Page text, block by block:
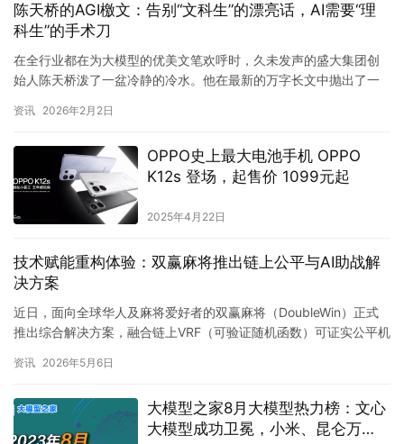
陈天桥的AGI檄文：告别“文科生”的漂亮话，AI需要“理
科生”的手术刀
在全行业都在为大模型的优美文笔欢呼时，久未发声的盛大集团创
始人陈天桥泼了一盆冷静的冷水。他在最新的万字长文中抛出了一
资讯 2026年2月2日
OPPO史上最大电池手机 OPPO
K12s 登场，起售价 1099元起
2025年4月22日
技术赋能重构体验：双赢麻将推出链上公平与AI助战解
决方案
近日，面向全球华人及麻将爱好者的双赢麻将（DoubleWin）正式
推出综合解决方案，融合链上VRF（可验证随机函数）可证实公平机
资讯 2026年5月6日
大模型之家8月大模型热力榜：文心
大模型成功卫冕，小米、昆仑万